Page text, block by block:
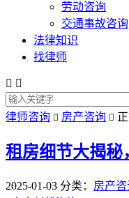
劳动咨询
交通事故咨询
法律知识
找律师
 
律师咨询  房产咨询 
租房细节大揭秘
2025-01-03 分类： 房产咨